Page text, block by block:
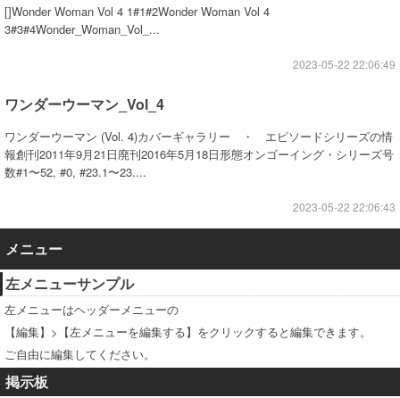
[]Wonder Woman Vol 4 1#1#2Wonder Woman Vol 4
3#3#4Wonder_Woman_Vol_...
2023-05-22 22:06:49
ワンダーウーマン_Vol_4
ワンダーウーマン (Vol. 4)カバーギャラリー ・ エピソードシリーズの情
報創刊2011年9月21日廃刊2016年5月18日形態オンゴーイング・シリーズ号
数#1〜52, #0, #23.1〜23....
2023-05-22 22:06:43
メニュー
左メニューサンプル
左メニューはヘッダーメニューの
【編集】>【左メニューを編集する】をクリックすると編集できます。
ご自由に編集してください。
掲示板